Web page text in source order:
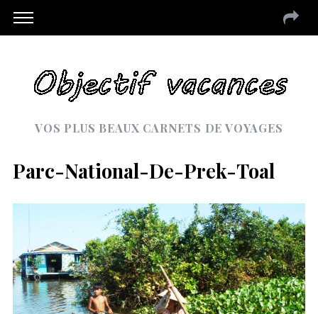
VOS PLUS BEAUX CARNETS DE VOYAGES
Parc-National-De-Prek-Toal
S
e
a